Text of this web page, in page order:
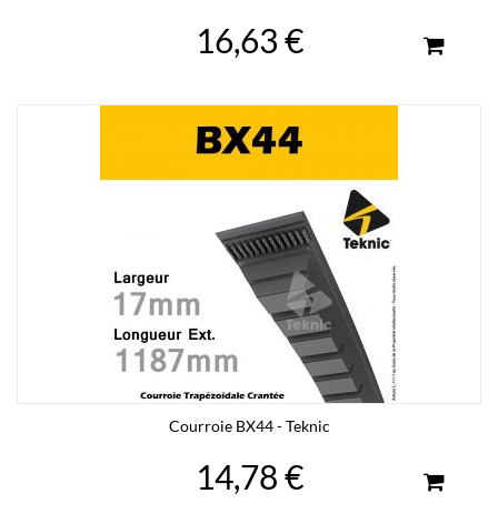
16,63 €
Courroie BX44 - Teknic
14,78 €